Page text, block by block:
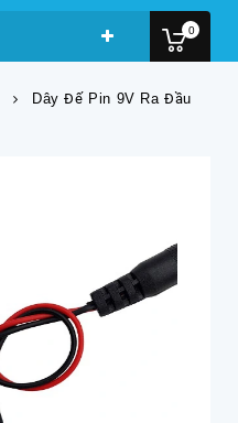
0
Dây Đế Pin 9V Ra Đầu